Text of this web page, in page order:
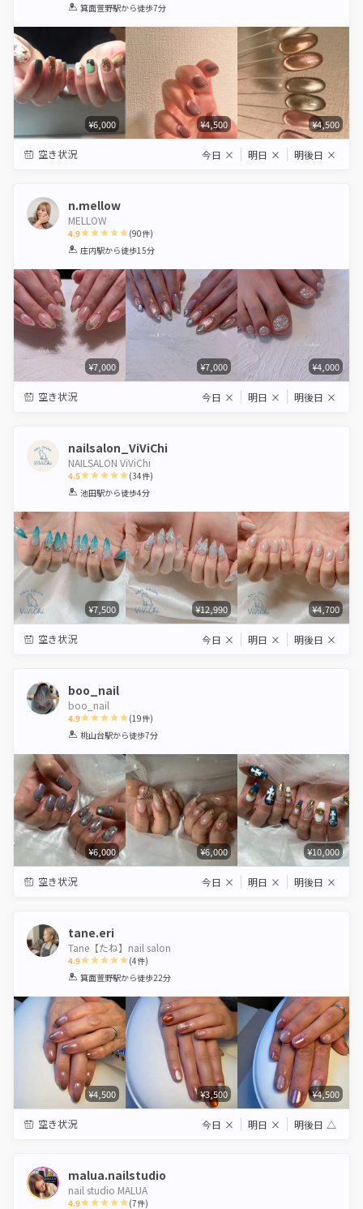
1 2 3 4 5
箕面萱野駅から徒歩7分
¥6,000 ¥4,500 ¥4,500
空き状況 今日 × 明日 × 明後日 ×
n.mellow
MELLOW
4.9
1 2 3 4 5
(90件)
庄内駅から徒歩15分
¥7,000 ¥7,000 ¥4,000
空き状況 今日 × 明日 × 明後日 ×
nailsalon_ViViChi
NAILSALON ViViChi
4.5
1 2 3 4 5
(34件)
池田駅から徒歩4分
¥7,500 ¥12,990 ¥4,700
空き状況 今日 × 明日 × 明後日 ×
boo_nail
boo_nail
4.9
1 2 3 4 5
(19件)
桃山台駅から徒歩7分
¥6,000 ¥6,000 ¥10,000
空き状況 今日 × 明日 × 明後日 ×
tane.eri
Tane【たね】nail salon
4.9
1 2 3 4 5
(4件)
箕面萱野駅から徒歩22分
¥4,500 ¥3,500 ¥4,500
空き状況 今日 × 明日 × 明後日 △
malua.nailstudio
nail studio MALUA
4.9 (7件)